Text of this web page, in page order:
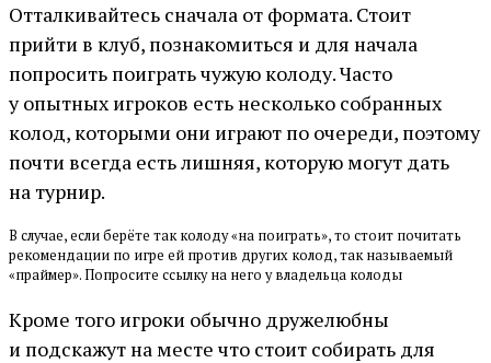
Отталкивайтесь сначала от формата. Стоит
прийти в клуб, познакомиться и для начала
попросить поиграть чужую колоду. Часто
у опытных игроков есть несколько собранных
колод, которыми они играют по очереди, поэтому
почти всегда есть лишняя, которую могут дать
на турнир.
В случае, если берёте так колоду «на поиграть», то стоит почитать
рекомендации по игре ей против других колод, так называемый
«праймер». Попросите ссылку на него у владельца колоды
Кроме того игроки обычно дружелюбны
и подскажут на месте что стоит собирать для